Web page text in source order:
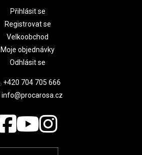
Přihlásit se
Registrovat se
Velkoobchod
Moje objednávky
Odhlásit se
+420 704 705 666
info@procarosa.cz